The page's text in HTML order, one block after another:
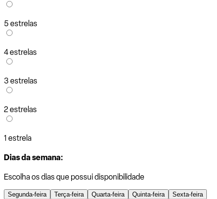
5 estrelas
4 estrelas
3 estrelas
2 estrelas
1 estrela
Dias da semana:
Escolha os dias que possui disponibilidade
Segunda-feira Terça-feira Quarta-feira Quinta-feira
Sexta-feira